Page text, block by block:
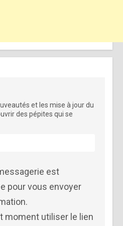
et les mise à jour du
des pépites qui se
est
pour vous envoyer
moment utiliser le lien